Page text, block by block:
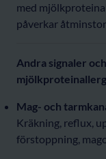
med
påverkar
Andra signaler
Mag- och
Kräkning, reflux,
förstoppning,